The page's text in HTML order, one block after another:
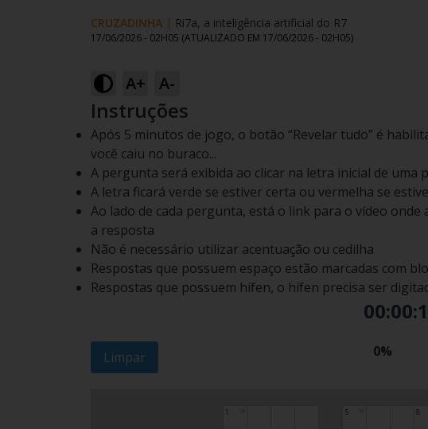
CRUZADINHA | Ri7a, a inteligência artificial do R7
17/06/2026 - 02H05 (ATUALIZADO EM 17/06/2026 - 02H05)
A+ A-
Instruções
Após 5 minutos de jogo, o botão “Revelar tudo” é
você caiu no buraco...
A pergunta será exibida ao clicar na letra inicial de uma
A letra ficará verde se estiver certa ou vermelha se
Ao lado de cada pergunta, está o link para o vídeo
a resposta
Não é necessário utilizar acentuação ou cedilha
Respostas que possuem espaço estão marcadas com
Respostas que possuem hífen, o hífen precisa ser
Limpar 0%
1 5 8